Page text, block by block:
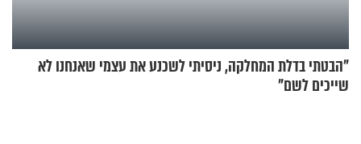
"הבטתי בדלת המחלקה, ניסיתי לשכנע את עצמי שאנחנו לא
שייכים לשם"